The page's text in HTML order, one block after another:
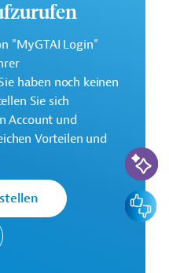
ist eine der
multilateralen
"MyGTAI Login"
haben noch keinen
Sie sich
Account und
Vorteilen und
KI-